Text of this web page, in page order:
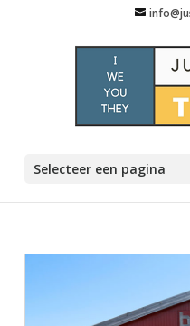
Selecteer een pagina